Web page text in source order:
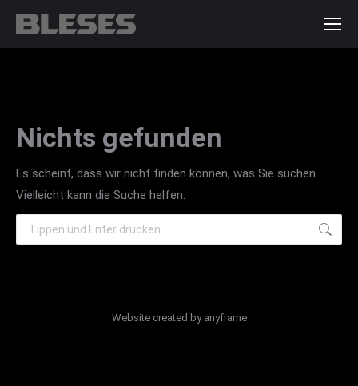
Nichts gefunden
Es scheint, dass wir nicht finden können, was Sie suchen.
Vielleicht kann die Suche helfen.
Search:
Website created by anyframe